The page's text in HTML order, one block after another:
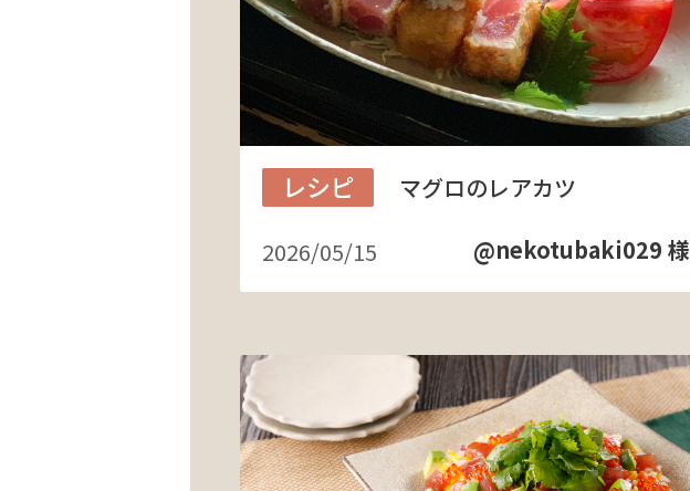
レシピ
マグロのレアカツ
2026/05/15
@nekotubaki029 様